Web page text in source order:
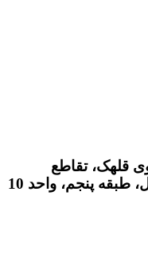
قلهک، تقاطع
پنجم، واحد 10